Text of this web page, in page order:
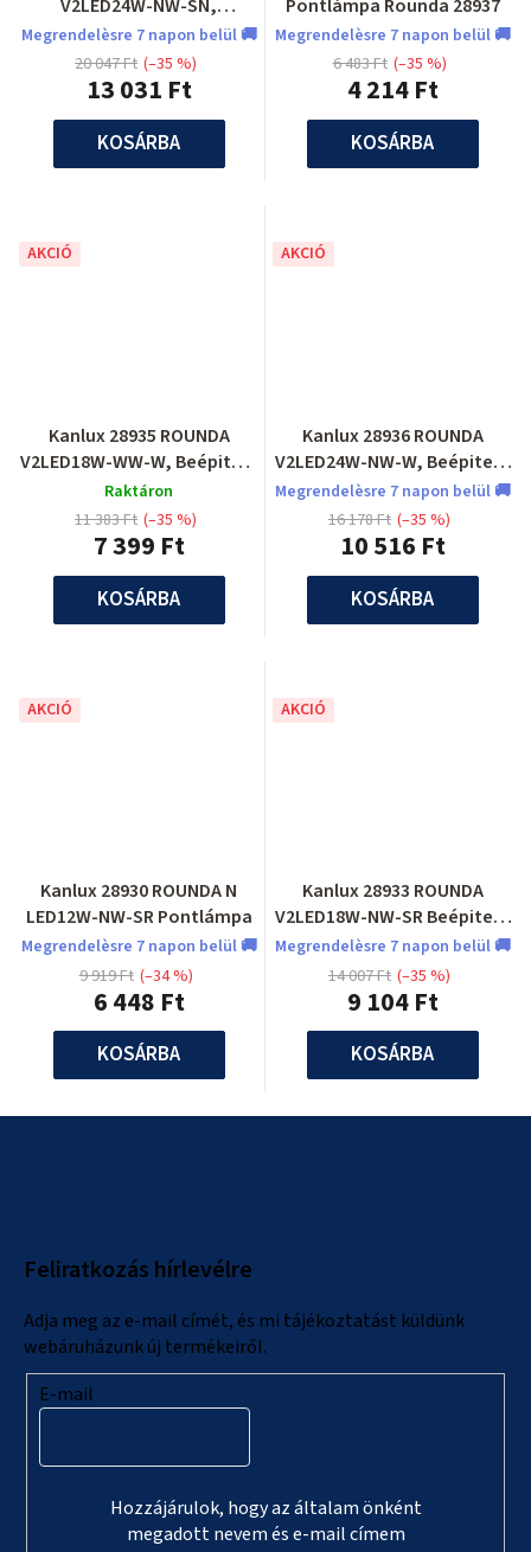
V2LED24W-NW-SN,
Pontlámpa
Megrendelèsre 7 napon belül 🚚
13 031 Ft
20 047 Ft (–35 %)
KOSÁRBA
Pontlámpa Rounda 28937
Megrendelèsre 7 napon belül 🚚
4 214 Ft
6 483 Ft (–35 %)
KOSÁRBA
AKCIÓ
Kanlux 28935 ROUNDA
V2LED18W-WW-W, Beépitett
lámpa
Raktáron
7 399 Ft
11 383 Ft (–35 %)
KOSÁRBA
AKCIÓ
Kanlux 28936 ROUNDA
V2LED24W-NW-W, Beépitett
lámpa
Megrendelèsre 7 napon belül 🚚
10 516 Ft
16 178 Ft (–35 %)
KOSÁRBA
AKCIÓ
Kanlux 28930 ROUNDA N
LED12W-NW-SR Pontlámpa
Megrendelèsre 7 napon belül 🚚
6 448 Ft
9 919 Ft (–34 %)
KOSÁRBA
AKCIÓ
Kanlux 28933 ROUNDA
V2LED18W-NW-SR Beépitett
pontlámpa
Megrendelèsre 7 napon belül 🚚
9 104 Ft
14 007 Ft (–35 %)
KOSÁRBA
Feliratkozás hírlevélre
Adja meg az e-mail címét, és mi tájékoztatást küldünk
webáruházunk új termékeiről.
E-mail
Hozzájárulok, hogy az általam önként
megadott nevem és e-mail címem